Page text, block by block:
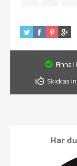
Finns i
Skickas
Har